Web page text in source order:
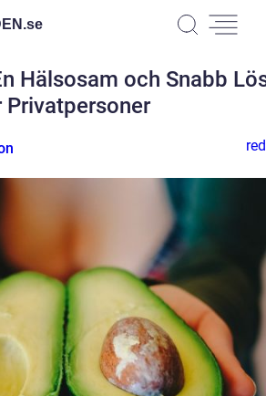
se
Hälsosam och Snabb
Privatpersoner